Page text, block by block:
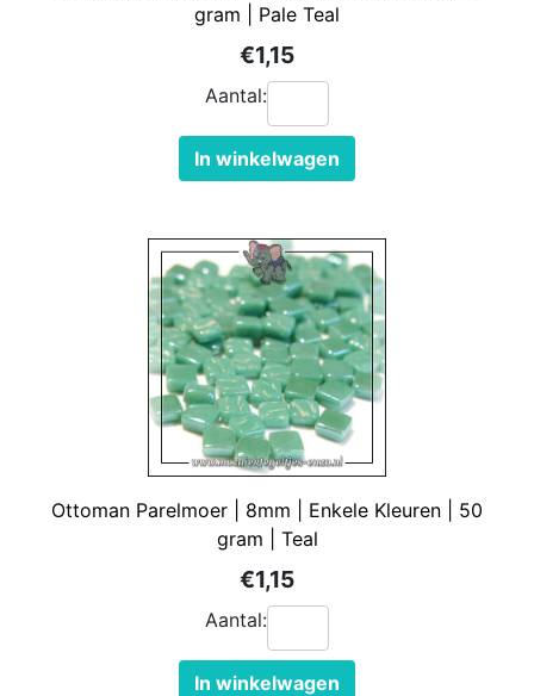
gram | Pale Teal
€1,15
Aantal:
In winkelwagen
Ottoman Parelmoer | 8mm | Enkele Kleuren | 50
gram | Teal
€1,15
Aantal:
In winkelwagen